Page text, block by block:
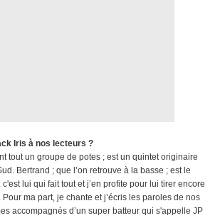
Iris à nos lecteurs ?
tout un groupe de potes ; est un quintet originaire
Bertrand ; que l’on retrouve à la basse ; est le
lui qui fait tout et j’en profite pour lui tirer encore
ma part, je chante et j’écris les paroles de nos
accompagnés d’un super batteur qui s'appelle JP